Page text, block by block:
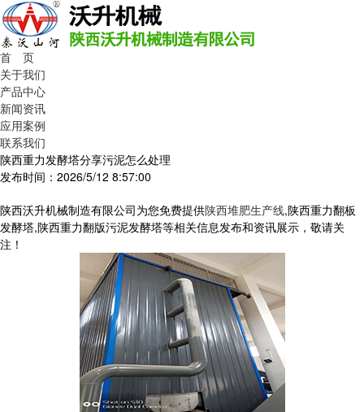
首 页
关于我们
产品中心
新闻资讯
应用案例
联系我们
陕西重力发酵塔分享污泥怎么处理
发布时间：2026/5/12 8:57:00
陕西沃升机械制造有限公司为您免费提供陕西堆肥生产线,陕西重力翻板
发酵塔,陕西重力翻版污泥发酵塔等相关信息发布和资讯展示，敬请关
注！